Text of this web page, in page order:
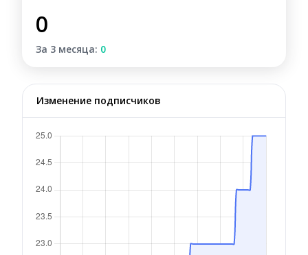
0
За 3 месяца: 0
Изменение подписчиков